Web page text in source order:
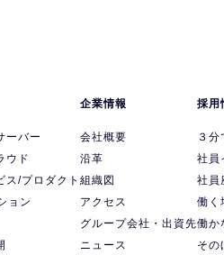
ーバー
ウド
ス/プロダクト
ョン
企業情報
会社概要
沿革
組織図
アクセス
グループ会社・出資先
ニュース
採用
３
社員
社員
働く
働か
その